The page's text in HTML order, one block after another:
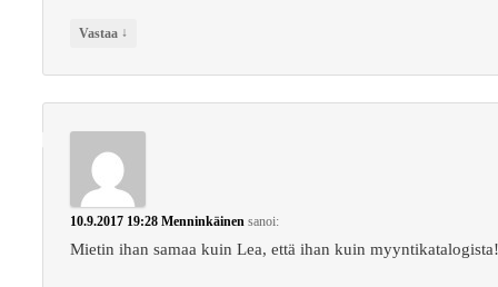
Vastaa ↓
10.9.2017 19:28 Menninkäinen sanoi:
Mietin ihan samaa kuin Lea, että ihan kuin